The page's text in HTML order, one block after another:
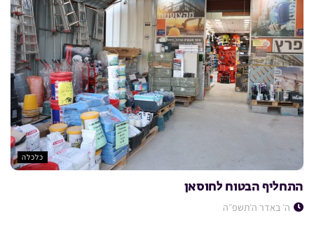
כלכלה
התחליף הבטוח לחוסאן
ה׳ באדר ה׳תשפ״ה